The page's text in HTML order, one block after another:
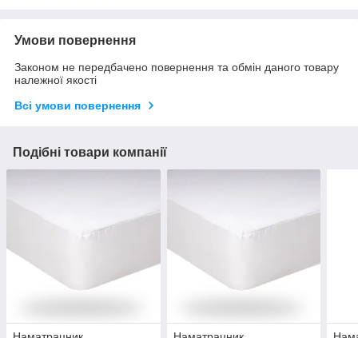
Умови повернення
Законом не передбачено повернення та обмін даного товару
належної якості
Всі умови повернення
Подібні товари компанії